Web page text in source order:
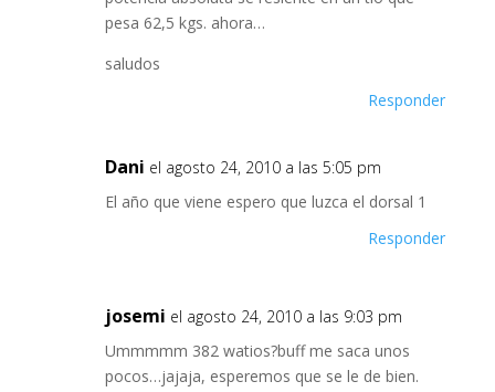
pesa 62,5 kgs. ahora…
saludos
Responder
Dani el agosto 24, 2010 a las 5:05 pm
El año que viene espero que luzca el dorsal 1
Responder
josemi el agosto 24, 2010 a las 9:03 pm
Ummmmm 382 watios?buff me saca unos
pocos…jajaja, esperemos que se le de bien.